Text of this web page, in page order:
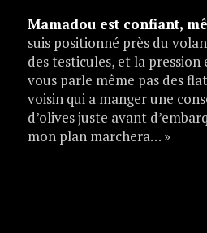
Mamadou est confiant,
suis positionné près du
des testicules, et la pression
vous parle même pas des
voisin qui a manger une
d’olives juste avant
mon plan marchera… »